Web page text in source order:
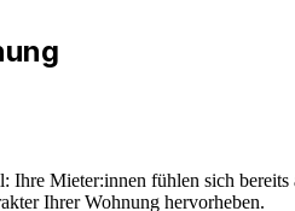
Ihre Mieter:innen fühlen sich
Ihrer Wohnung hervorheben.